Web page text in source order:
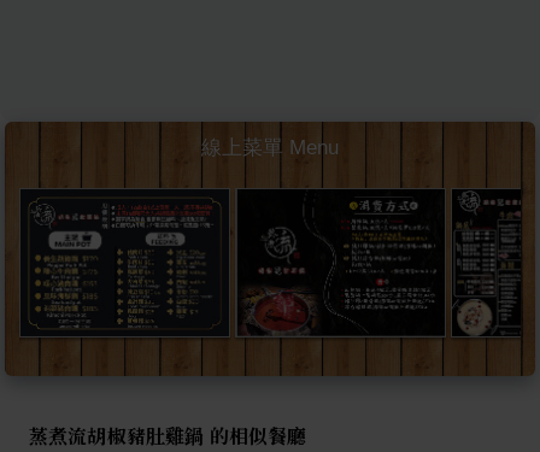
線上菜單 Menu
蒸煮流胡椒豬肚雞鍋 的相似餐廳